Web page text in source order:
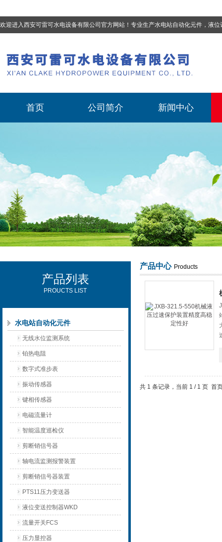
欢迎进入西安可雷可水电设备有限公司官方网站！专业生产水电站自动化元件，液位计、流量计、压力变送器、油混水控制器、温度传感器、电磁阀球阀蝶阀、测速装置、位移
西安可雷可水电设备有限公司
首页 公司简介 新闻中心
产品列表
PROUCTS LIST
水电站自动化元件
无线水位监测系统
铂热电阻
数字式准步表
振动传感器
键相传感器
电磁流量计
智能温度巡检仪
剪断销信号器
轴电流监测报警装置
剪断销信号器装置
PTS11压力变送器
液位变送控制器WKD
流量开关FCS
压力显控器
产品中心 Products
共 1 条记录，当前 1 / 1 页